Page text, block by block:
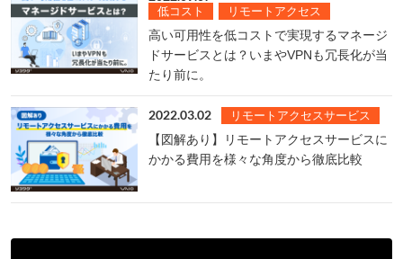
低コスト リモートアクセス
高い可用性を低コストで実現するマネージ
ドサービスとは？いまやVPNも冗長化が当
たり前に。
2022.03.02 リモートアクセスサービス
【図解あり】リモートアクセスサービスに
かかる費用を様々な角度から徹底比較